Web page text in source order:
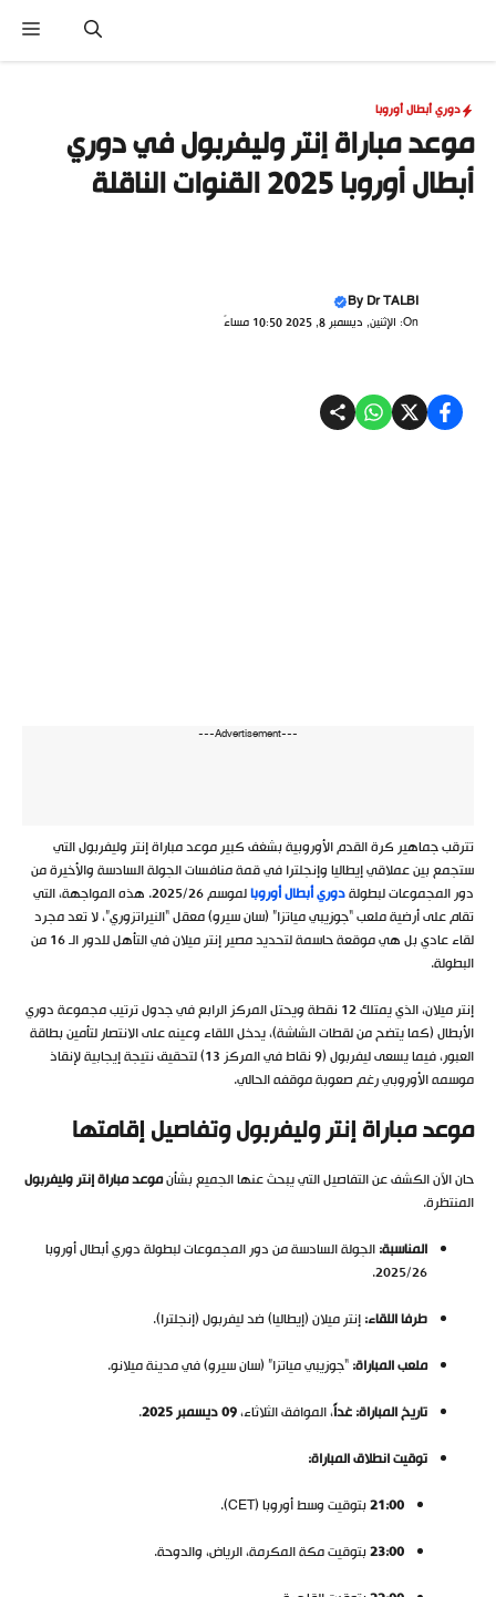
المحتوى
دوري أبطال أوروبا
موعد مباراة إنتر وليفربول في دوري
أبطال أوروبا 2025 القنوات الناقلة
ByDr TALBI
On: الإثنين, ديسمبر 8, 2025 10:50 مساءً
---Advertisement---
تترقب جماهير كرة القدم الأوروبية بشغف كبير موعد مباراة إنتر وليفربول التي
ستجمع بين عملاقي إيطاليا وإنجلترا في قمة منافسات الجولة السادسة والأخيرة من
دور المجموعات لبطولةدوري أبطال أوروبا
لموسم 2025/26. هذه المواجهة، التي
تقام على أرضية ملعب “جوزيبي مياتزا” (سان سيرو) معقل “النيراتزوري”، لا تعد مجرد
لقاء عادي بل هي موقعة حاسمة لتحديد مصير إنتر ميلان في التأهل للدور الـ 16 من
البطولة.
إنتر ميلان، الذي يمتلك 12 نقطة ويحتل المركز الرابع في جدول ترتيب مجموعة دوري
الأبطال (كما يتضح من لقطات الشاشة)، يدخل اللقاء وعينه على الانتصار لتأمين بطاقة
العبور، فيما يسعى ليفربول (9 نقاط في المركز 13) لتحقيق نتيجة إيجابية لإنقاذ
موسمه الأوروبي رغم صعوبة موقفه الحالي.
موعد مباراة إنتر وليفربول وتفاصيل إقامتها
حان الآن الكشف عن التفاصيل التي يبحث عنها الجميع بشأنموعد مباراة إنتر وليفربول
المنتظرة.
المناسبة:الجولة السادسة من دور المجموعات لبطولة دوري أبطال أوروبا
2025/26.
طرفا اللقاء:إنتر ميلان (إيطاليا) ضد ليفربول (إنجلترا).
ملعب المباراة:“جوزيبي مياتزا” (سان سيرو) في مدينة ميلانو.
تاريخ المباراة:غداً، الموافق الثلاثاء،09 ديسمبر 2025
.
توقيت انطلاق المباراة:
21:00بتوقيت وسط أوروبا (CET).
23:00بتوقيت مكة المكرمة، الرياض، والدوحة.